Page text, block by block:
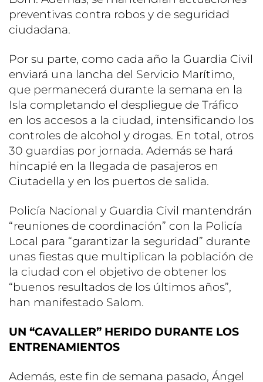
preventivas contra robos y de seguridad
ciudadana.
Por su parte, como cada año la Guardia Civil
enviará una lancha del Servicio Marítimo,
que permanecerá durante la semana en la
Isla completando el despliegue de Tráfico
en los accesos a la ciudad, intensificando los
controles de alcohol y drogas. En total, otros
30 guardias por jornada. Además se hará
hincapié en la llegada de pasajeros en
Ciutadella y en los puertos de salida.
Policía Nacional y Guardia Civil mantendrán
“reuniones de coordinación” con la Policía
Local para “garantizar la seguridad” durante
unas fiestas que multiplican la población de
la ciudad con el objetivo de obtener los
“buenos resultados de los últimos años”,
han manifestado Salom.
UN “CAVALLER” HERIDO DURANTE LOS
ENTRENAMIENTOS
Además, este fin de semana pasado, Ángel